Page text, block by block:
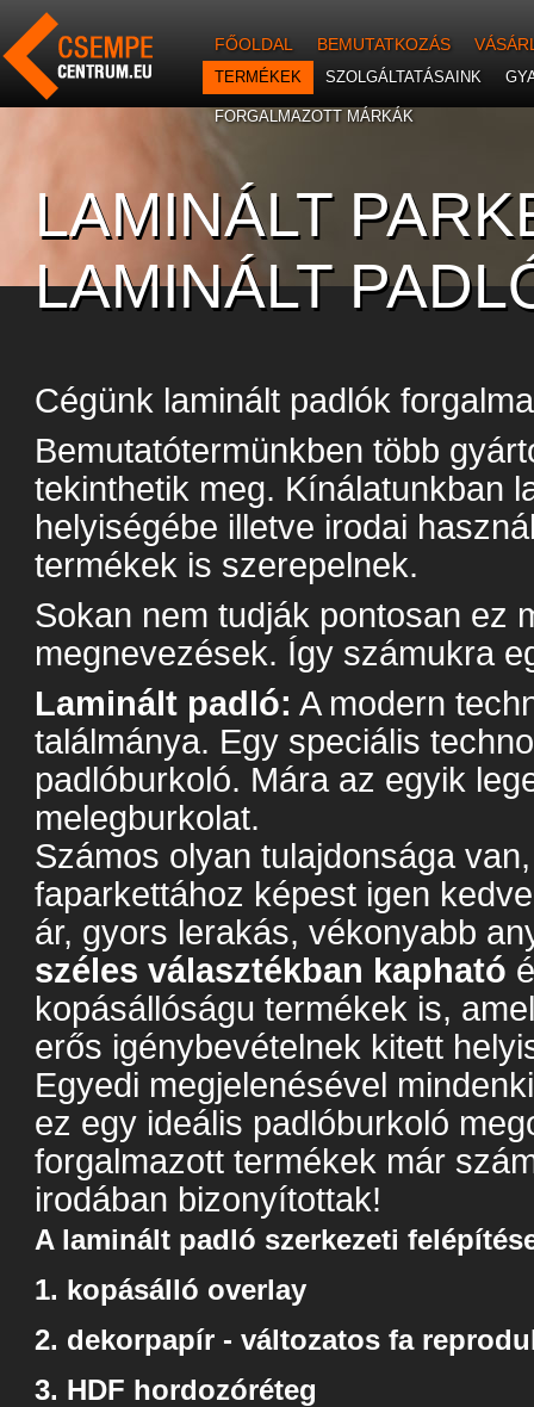
FŐOLDAL BEMUTATKOZÁS
TERMÉKEK SZOLGÁLTATÁSAINK
FORGALMAZOTT MÁRKÁK
LAMINÁLT
LAMINÁLT
Cégünk laminált padlók
Bemutatótermünkben több
tekinthetik meg. Kínálatunkban
helyiségébe illetve irodai
termékek is szerepelnek.
Sokan nem tudják pontosan ez
megnevezések. Így számukra
Laminált padló: A modern
találmánya. Egy speciális
padlóburkoló. Mára az egyik
melegburkolat.
Számos olyan tulajdonsága
faparkettához képest igen
ár, gyors lerakás, vékonyabb
széles választékban kapható
kopásállóságu termékek is,
erős igénybevételnek kitett
Egyedi megjelenésével
ez egy ideális padlóburkoló
forgalmazott termékek már
irodában bizonyítottak!
A laminált padló szerkezeti
1. kopásálló overlay
2. dekorpapír - változatos fa
3. HDF hordozóréteg